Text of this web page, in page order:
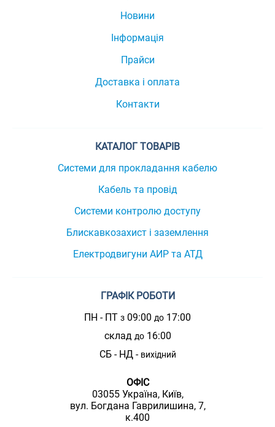
Новини
Інформація
Прайси
Доставка і оплата
Контакти
КАТАЛОГ ТОВАРІВ
Системи для прокладання кабелю
Кабель та провід
Системи контролю доступу
Блискавкозахист і заземлення
Електродвигуни АИР та АТД
ГРАФІК РОБОТИ
ПН - ПТ з 09:00 до 17:00
склад до16:00
СБ - НД - вихідний
ОФІС
03055 Україна, Київ,
вул. Богдана Гаврилишина, 7,
к.400